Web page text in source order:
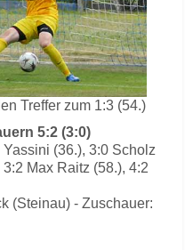
Treffer zum 1:3 (54.)
5:2 (3:0)
(36.), 3:0 Scholz
Max Raitz (58.), 4:2
(Steinau) - Zuschauer: